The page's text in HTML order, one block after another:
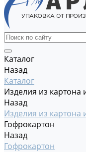
Каталог
Назад
Каталог
Изделия из картона
Назад
Изделия из картона
Гофрокартон
Назад
Гофрокартон